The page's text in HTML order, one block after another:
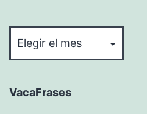
VacaFrases